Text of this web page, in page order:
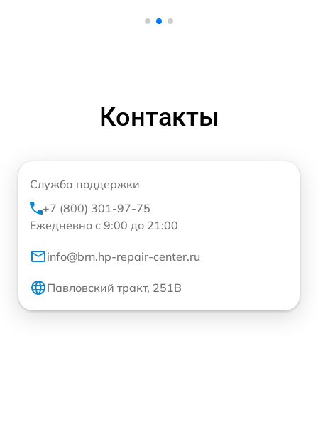
Контакты
Служба поддержки
+7 (800) 301-97-75
Ежедневно с 9:00 до 21:00
info@brn.hp-repair-center.ru
Павловский тракт, 251В